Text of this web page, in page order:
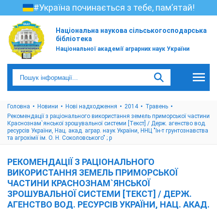
#Україна починається з тебе, пам’ятай!
Національна наукова сільськогосподарська
бібліотека
Національної академії аграрних наук України
Головна Новини Нові надходження 2014
Травень
Рекомендації з раціонального використання земель приморської частини
Краснознам`янської зрошувальної системи [Текст] / Держ. агенство вод.
ресурсів України, Нац. акад. аграр. наук України, ННЦ "Ін-т грунтознавства
та агрохімії ім. О. Н. Соколовського" ; р
РЕКОМЕНДАЦІЇ З РАЦІОНАЛЬНОГО
ВИКОРИСТАННЯ ЗЕМЕЛЬ ПРИМОРСЬКОЇ
ЧАСТИНИ КРАСНОЗНАМ`ЯНСЬКОЇ
ЗРОШУВАЛЬНОЇ СИСТЕМИ [ТЕКСТ] / ДЕРЖ.
АГЕНСТВО ВОД. РЕСУРСІВ УКРАЇНИ, НАЦ. АКАД.